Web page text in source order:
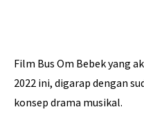
Film Bus Om Bebek yang
2022 ini, digarap dengan
konsep drama musikal.